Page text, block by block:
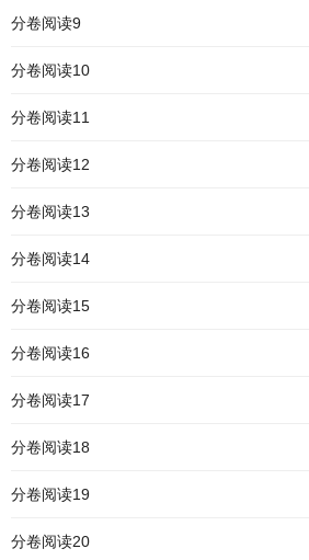
分卷阅读9
分卷阅读10
分卷阅读11
分卷阅读12
分卷阅读13
分卷阅读14
分卷阅读15
分卷阅读16
分卷阅读17
分卷阅读18
分卷阅读19
分卷阅读20